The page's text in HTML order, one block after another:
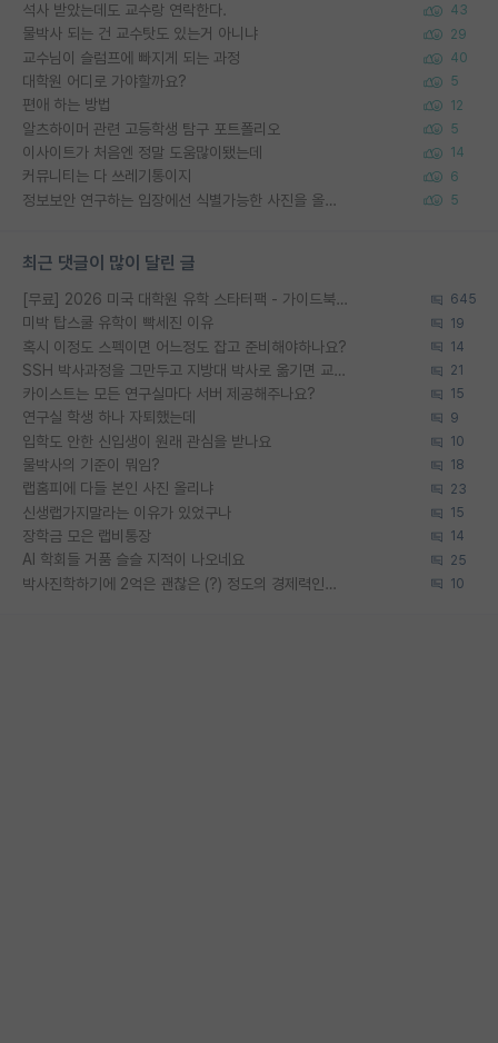
석사 받았는데도 교수랑 연락한다. 43
물박사 되는 건 교수탓도 있는거 아니냐 29
교수님이 슬럼프에 빠지게 되는 과정 40
대학원 어디로 가야할까요? 5
편애 하는 방법 12
알츠하이머 관련 고등학생 탐구 포트폴리오 5
이사이트가 처음엔 정말 도움많이됐는데 14
커뮤니티는 다 쓰레기통이지 6
정보보안 연구하는 입장에선 식별가능한 사진을 올리는건 비추이긴함 5
최근 댓글이 많이 달린 글
[무료] 2026 미국 대학원 유학 스타터팩 - 가이드북 & 합격자 컨택메일 템플릿 645
미박 탑스쿨 유학이 빡세진 이유 19
혹시 이정도 스펙이면 어느정도 잡고 준비해야하나요? 14
SSH 박사과정을 그만두고 지방대 박사로 옮기면 교수의 꿈은 끝일까요? 21
카이스트는 모든 연구실마다 서버 제공해주나요? 15
연구실 학생 하나 자퇴했는데 9
입학도 안한 신입생이 원래 관심을 받나요 10
물박사의 기준이 뭐임? 18
랩홈피에 다들 본인 사진 올리냐 23
신생랩가지말라는 이유가 있었구나 15
장학금 모은 랩비통장 14
AI 학회들 거품 슬슬 지적이 나오네요 25
박사진학하기에 2억은 괜찮은 (?) 정도의 경제력인가요 10